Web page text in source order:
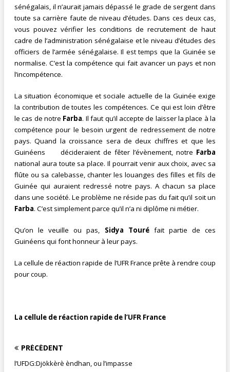
sénégalais, il n’aurait jamais dépassé le grade de sergent dans
toute sa carrière faute de niveau d’études. Dans ces deux cas,
vous pouvez vérifier les conditions de recrutement de haut
cadre de l’administration sénégalaise et le niveau d’études des
officiers de l’armée sénégalaise. Il est temps que la Guinée se
normalise. C’est la compétence qui fait avancer un pays et non
l’incompétence.
La situation économique et sociale actuelle de la Guinée exige
la contribution de toutes les compétences. Ce qui est loin d’être
le cas de notre Farba. Il faut qu’il accepte de laisser la place à la
compétence pour le besoin urgent de redressement de notre
pays. Quand la croissance sera de deux chiffres et que les
Guinéens décideraient de fêter l’évènement, notre Farba
national aura toute sa place. Il pourrait venir aux choix, avec sa
flûte ou sa calebasse, chanter les louanges des filles et fils de
Guinée qui auraient redressé notre pays. A chacun sa place
dans une société. Le problème ne réside pas du fait qu’il soit un
Farba. C’est simplement parce qu’il n’a ni diplôme ni métier.
Qu’on le veuille ou pas, Sidya Touréfait partie de ces
Guinéens qui font honneur à leur pays.
La cellule de réaction rapide de l’UFR France prête à rendre coup
pour coup.
La cellule de réaction rapide de l’UFR France
PRÉCÉDENT
l’UFDG:Djökkèrè èndhan, ou l’impasse